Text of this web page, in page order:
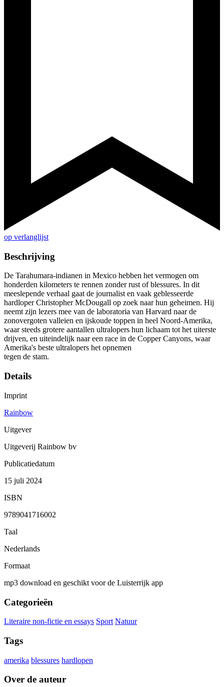
op verlanglijst
Beschrijving
De Tarahumara-indianen in Mexico hebben het vermogen om
honderden kilometers te rennen zonder rust of blessures. In dit
meeslepende verhaal gaat de journalist en vaak geblesseerde
hardloper Christopher McDougall op zoek naar hun geheimen. Hij
neemt zijn lezers mee van de laboratoria van Harvard naar de
zonovergoten valleien en ijskoude toppen in heel Noord-Amerika,
waar steeds grotere aantallen ultralopers hun lichaam tot het uiterste
drijven, en uiteindelijk naar een race in de Copper Canyons, waar
Amerika's beste ultralopers het opnemen
tegen de stam.
Details
Imprint
Rainbow
Uitgever
Uitgeverij Rainbow bv
Publicatiedatum
15 juli 2024
ISBN
9789041716002
Taal
Nederlands
Formaat
mp3 download en geschikt voor de Luisterrijk app
Categorieën
Literaire non-fictie en essays Sport Natuur
Tags
amerika blessures hardlopen
Over de auteur